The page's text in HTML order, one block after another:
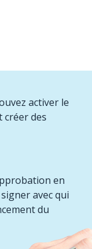
activer le
créer des
en
avec qui
du